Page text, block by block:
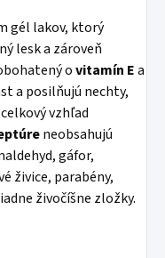
gél lakov, ktorý
lesk a zároveň
ovitamín Ea
a posilňujú nechty,
vzhľad
neobsahujú
gáfor,
živice, parabény,
živočíšne zložky.